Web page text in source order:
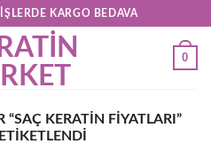
KARGO BEDAVA
0
“SAÇ KERATIN FIYATLARI”